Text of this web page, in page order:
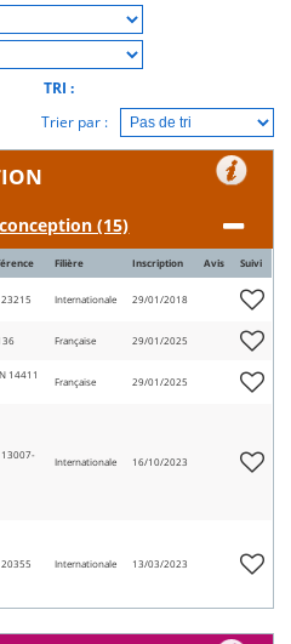
TRI :
Trier par :
(15)
Filière Inscription Avis Suivi
23215 Internationale 29/01/2018
Française 29/01/2025
14411
Française 29/01/2025
13007-
Internationale 16/10/2023
20355 Internationale 13/03/2023